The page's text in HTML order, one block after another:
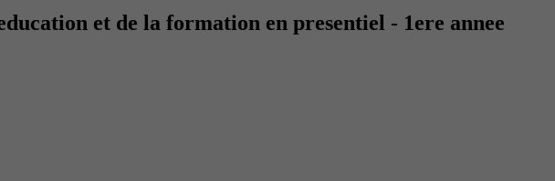
et de la formation en presentiel - 1ere annee